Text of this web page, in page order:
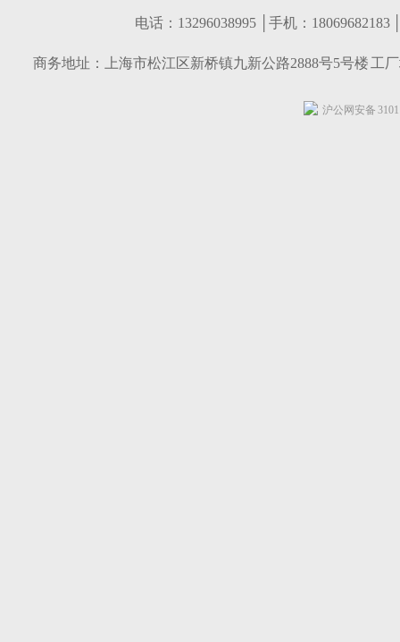
电话：13296038995 │手机：
商务地址：上海市松江区新桥镇九新公路2888号5号楼 工
沪公网安备